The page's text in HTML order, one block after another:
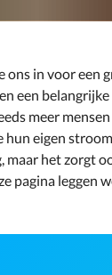
ons in voor een
een
meer
hun eigen
maar het zorgt
pagina leggen